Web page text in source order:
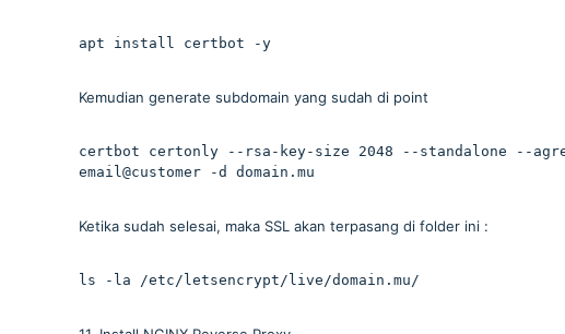
apt install certbot -y
Kemudian generate subdomain yang sudah di point
certbot certonly --rsa-key-size 2048 --standalone --
email@customer -d domain.mu
Ketika sudah selesai, maka SSL akan terpasang di folder ini :
ls -la /etc/letsencrypt/live/domain.mu/